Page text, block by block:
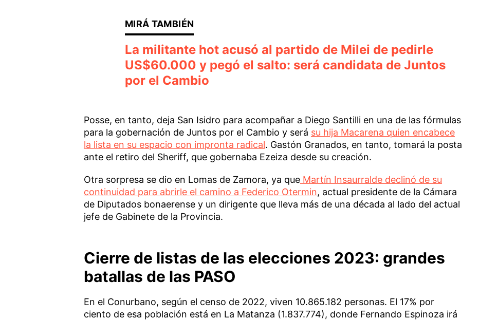
La militante hot acusó al partido de Milei de pedirle
US$60.000 y pegó el salto: será candidata de Juntos
por el Cambio
Posse, en tanto, deja San Isidro para acompañar a Diego Santilli en una de las fórmulas
para la gobernación de Juntos por el Cambio y será su hija Macarena quien encabece
la lista en su espacio con impronta radical. Gastón Granados, en tanto, tomará la posta
ante el retiro del Sheriff, que gobernaba Ezeiza desde su creación.
Otra sorpresa se dio en Lomas de Zamora, ya queMartín Insaurralde declinó de su
continuidad para abrirle el camino a Federico Otermin, actual presidente de la Cámara
de Diputados bonaerense y un dirigente que lleva más de una década al lado del actual
jefe de Gabinete de la Provincia.
Cierre de listas de las elecciones 2023: grandes
batallas de las PASO
En el Conurbano, según el censo de 2022, viven 10.865.182 personas. El 17% por
ciento de esa población está en La Matanza (1.837.774), donde Fernando Espinoza irá